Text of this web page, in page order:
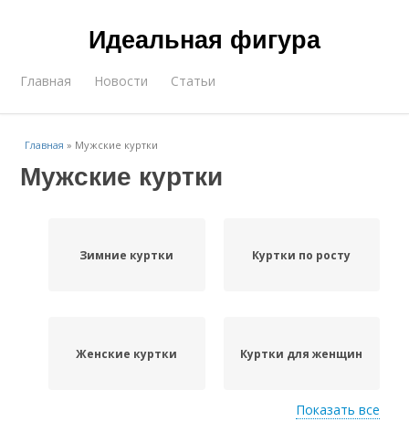
Идеальная фигура
Главная Новости Статьи
Главная » Мужские куртки
Мужские куртки
Зимние куртки Куртки по росту
Женские куртки Куртки для женщин
Показать все